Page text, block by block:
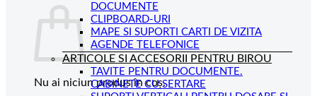
Nu ai niciun produs în coș.
DOCUMENTE
CLIPBOARD-URI
MAPE SI SUPORTI CARTI DE VIZITA
AGENDE TELEFONICE
ARTICOLE SI ACCESORII PENTRU BIROU
TAVITE PENTRU DOCUMENTE.
CABINETE CU SERTARE